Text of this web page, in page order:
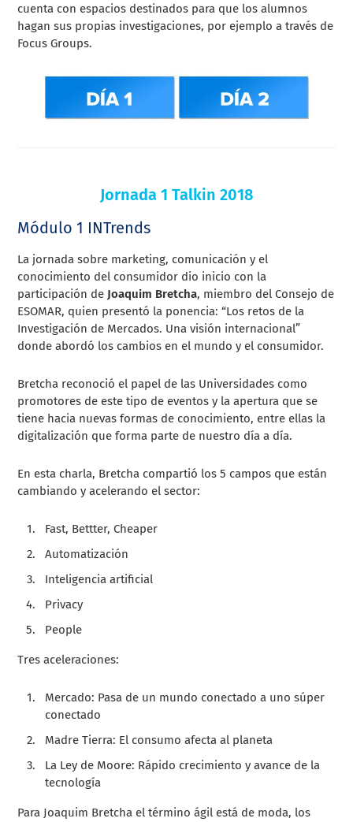
cuenta con espacios destinados para que los alumnos
hagan sus propias investigaciones, por ejemplo a través de
Focus Groups.
Jornada 1 Talkin 2018
Módulo 1 INTrends
La jornada sobre marketing, comunicación y el
conocimiento del consumidor dio inicio con la
participación de Joaquim Bretcha, miembro del Consejo de
ESOMAR, quien presentó la ponencia: “Los retos de la
Investigación de Mercados. Una visión internacional”
donde abordó los cambios en el mundo y el consumidor.
Bretcha reconoció el papel de las Universidades como
promotores de este tipo de eventos y la apertura que se
tiene hacia nuevas formas de conocimiento, entre ellas la
digitalización que forma parte de nuestro día a día.
En esta charla, Bretcha compartió los 5 campos que están
cambiando y acelerando el sector:
Fast, Bettter, Cheaper
Automatización
Inteligencia artificial
Privacy
People
Tres aceleraciones:
Mercado: Pasa de un mundo conectado a uno súper
conectado
Madre Tierra: El consumo afecta al planeta
La Ley de Moore: Rápido crecimiento y avance de la
tecnología
Para Joaquim Bretcha eltérmino ágil está de moda, los